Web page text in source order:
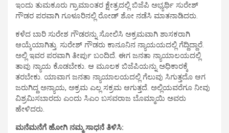
ಇಂದು ತುಮಕೂರು ಗ್ರಾಮಾಂತರ ಕ್ಷೇತ್ರದಲ್ಲಿ ಬಿಜೆಪಿ ಅಭ್ಯರ್ಥಿ ಸುರೇಶ್
ಗೌಡರ ಪರವಾಗಿ ಗೂಳೂರಿನಲ್ಲಿ ರೋಡ್ ಶೋ ನಡೆಸಿ ಮಾತನಾಡಿದರು.
ಕಳೆದ ಬಾರಿ ಸುರೇಶ ಗೌಡರನ್ನು ಸೋಲಿಸಿ ಅಕ್ರಮವಾಗಿ ಶಾಸಕರಾಗಿ
ಆಯ್ಕೆಯಾಗಿತ್ತು. ಸುರೇಶ್ ಗೌಡರು ಕಾನೂನಿನ ನ್ಯಾಯಯದಲ್ಲಿ ಗೆದ್ದಿದ್ದಾರೆ.
ಅಲ್ಲಿ ಇವರ ಪರವಾಗಿ ತೀರ್ಪು ಬಂದಿದೆ. ಈಗ ಜನತಾ ನ್ಯಾಯಾಲಯದಲ್ಲಿ
ತಾವು ನ್ಯಾಯ ಕೊಡಬೇಕು. ಆ ಮೂಲಕ ಬಿಜೆಪಿಯನ್ನು ಅಧಿಕಾರಕ್ಕೆ
ತರಬೇಕು. ಯಾವಾಗ ಜನತಾ ನ್ಯಾಯಾಲಯದಲ್ಲಿ ಗೆಲುವು ಸಿಗುತ್ತದೊ ಆಗ
ಜರುಗಿದ್ದ ಅನ್ಯಾಯ, ಅಕ್ರಮ ಎಲ್ಲ ಸಕ್ರಮ ಆಗುತ್ತದೆ. ಅಲ್ಲಿಯವರೆಗೂ ನೀವು
ವಿಶ್ರಮಿಸಬಾರದು ಎಂದು ಸಿಎಂ‌ ಬಸವರಾಜ ಬೊಮ್ಮಾಯಿ ಅವರು
ಹೇಳಿದರು.
ಮನೆಮನೆಗೆ ಹೋಗಿ ನಮ್ಮ ಸಾಧನೆ ತಿಳಿಸಿ: